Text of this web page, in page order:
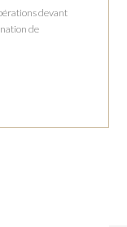
devant
de